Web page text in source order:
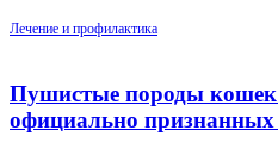
Лечение и профилактика
Пушистые породы кошек:
официально